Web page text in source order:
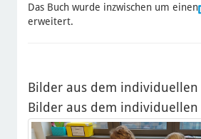
Das Buch wurde inzwischen um einen
erweitert.
Bilder aus dem individuellen
Bilder aus dem individuellen